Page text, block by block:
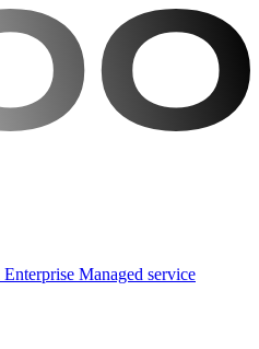
Enterprise Managed service